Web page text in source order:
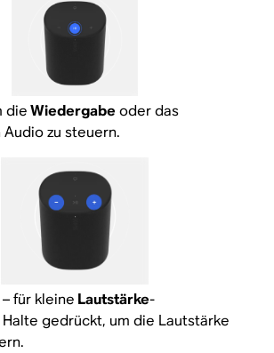
dieWiedergabe oder das
Audio zu steuern.
für kleine Lautstärke-
gedrückt, um die Lautstärke